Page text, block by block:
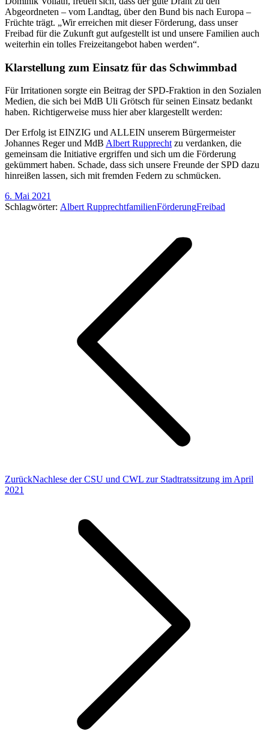
Abgeordneten – vom Landtag, über den Bund bis nach Europa –
Früchte trägt. „Wir erreichen mit dieser Förderung, dass unser
Freibad für die Zukunft gut aufgestellt ist und unsere Familien auch
weiterhin ein tolles Freizeitangebot haben werden“.
Klarstellung zum Einsatz für das Schwimmbad
Für Irritationen sorgte ein Beitrag der SPD-Fraktion in den Sozialen
Medien, die sich bei MdB Uli Grötsch für seinen Einsatz bedankt
haben. Richtigerweise muss hier aber klargestellt werden:
Der Erfolg ist EINZIG und ALLEIN unserem Bürgermeister
Johannes Reger und MdB Albert Rupprecht zu verdanken, die
gemeinsam die Initiative ergriffen und sich um die Förderung
gekümmert haben. Schade, dass sich unsere Freunde der SPD dazu
hinreißen lassen, sich mit fremden Federn zu schmücken.
6. Mai 2021
Schlagwörter: Albert RupprechtfamilienFörderungFreibad
ZurückVorheriger
Nachlese der CSU und CWL zur Stadtratssitzung im April
2021